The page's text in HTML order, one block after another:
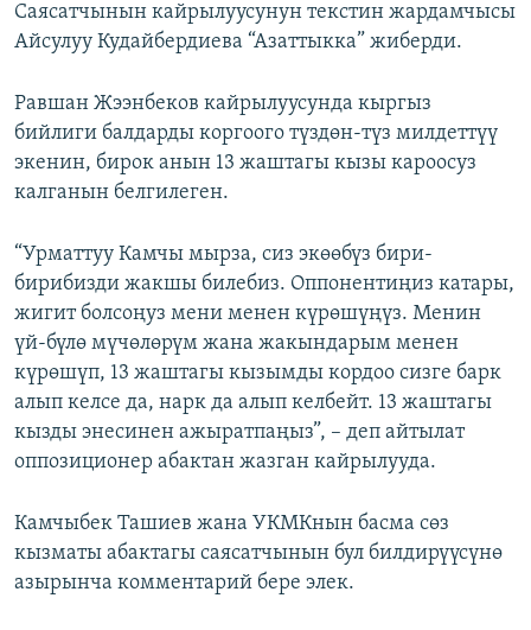
Саясатчынын кайрылуусунун текстин жардамчысы
Айсулуу Кудайбердиева “Азаттыкка” жиберди.
Равшан Жээнбеков кайрылуусунда кыргыз
бийлиги балдарды коргоого түздөн-түз милдеттүү
экенин, бирок анын 13 жаштагы кызы кароосуз
калганын белгилеген.
“Урматтуу Камчы мырза, сиз экөөбүз бири-
бирибизди жакшы билебиз. Оппонентиңиз катары,
жигит болсоңуз мени менен күрөшүңүз. Менин
үй-бүлө мүчөлөрүм жана жакындарым менен
күрөшүп, 13 жаштагы кызымды кордоо сизге барк
алып келсе да, нарк да алып келбейт. 13 жаштагы
кызды энесинен ажыратпаңыз”, – деп айтылат
оппозиционер абактан жазган кайрылууда.
Камчыбек Ташиев жана УКМКнын басма сөз
кызматы абактагы саясатчынын бул билдирүүсүнө
азырынча комментарий бере элек.